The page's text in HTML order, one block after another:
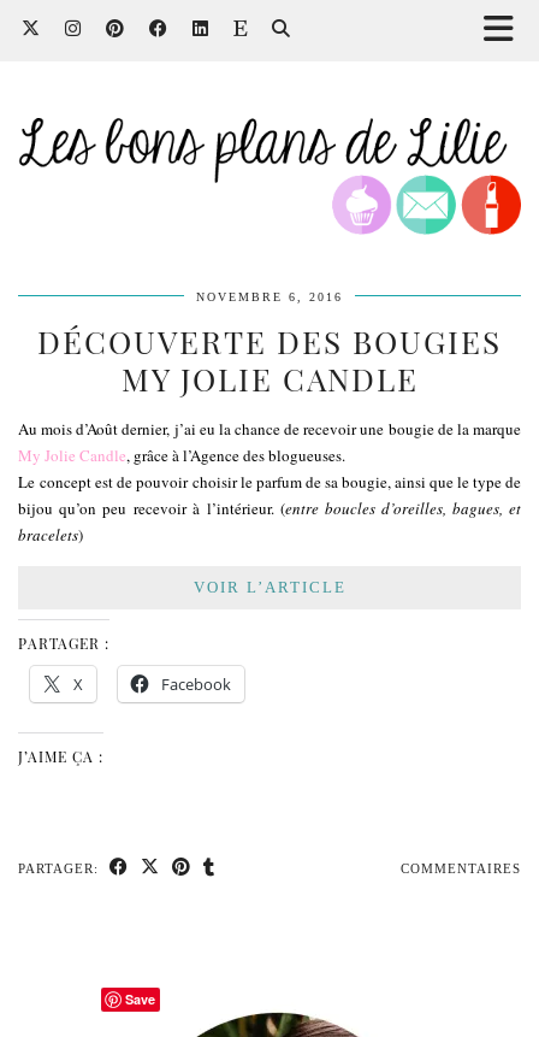
NOVEMBRE 6, 2016
DÉCOUVERTE DES BOUGIES
MY JOLIE CANDLE
Au mois d’Août dernier, j’ai eu la chance de recevoir une bougie de la marque
My Jolie Candle, grâce à l’Agence des blogueuses.
Le concept est de pouvoir choisir le parfum de sa bougie, ainsi que le type de
bijou qu’on peu recevoir à l’intérieur. (entre boucles d’oreilles, bagues, et
bracelets)
VOIR L’ARTICLE
PARTAGER :
X Facebook
J’AIME ÇA :
PARTAGER: COMMENTAIRES
Save